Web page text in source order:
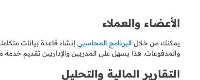
الأعضاء والعملاء
يمكنك من خلال البرنامج المحاسبيإنشاء قاعدة بيانات
والمدفوعات. هذا يسهل على المدربين والإداريين تقديم
التقارير المالية والتحليل